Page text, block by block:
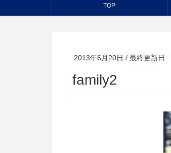
TOP
2013年6月20日 / 最終更新日 :
family2